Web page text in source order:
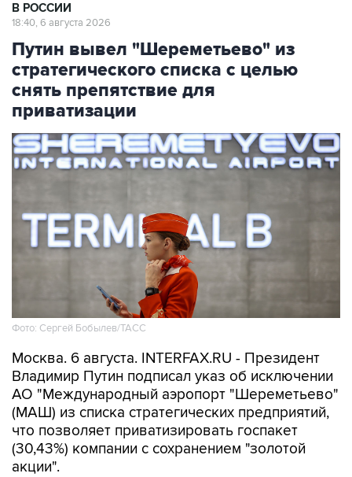
В РОССИИ
18:40, 6 августа 2026
Путин вывел "Шереметьево" из
стратегического списка с целью
снять препятствие для
приватизации
Фото: Сергей Бобылев/ТАСС
Москва. 6 августа. INTERFAX.RU - Президент
Владимир Путин подписал указ об исключении
АО "Международный аэропорт "Шереметьево"
(МАШ) из списка стратегических предприятий,
что позволяет приватизировать госпакет
(30,43%) компании с сохранением "золотой
акции".